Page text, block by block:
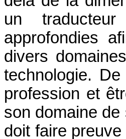
un traducteur
approfondies
divers
technologie.
profession et
son domaine
doit faire